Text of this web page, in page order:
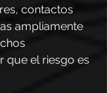
contactos
ampliamente
que el riesgo es